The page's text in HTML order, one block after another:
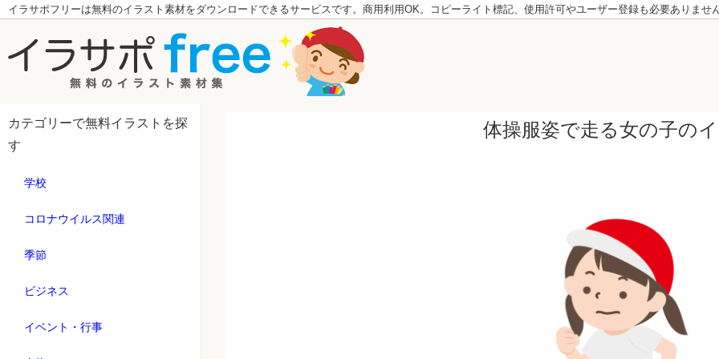
イラサポフリーは無料のイラスト素材をダウンロードできるサービスです。商用利用OK。コピーライト標記、使用許可やユーザー登録も必要ありません
カテゴリーで無料イラストを探
す
学校
コロナウイルス関連
季節
ビジネス
イベント・行事
体操服姿で走る女の子の